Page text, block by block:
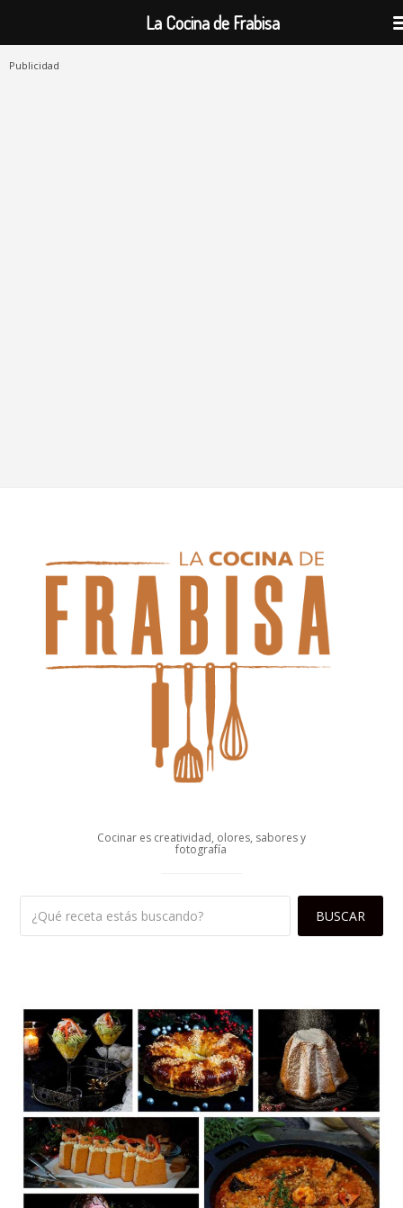
Publicidad
Cocinar es creatividad, olores, sabores y
fotografía
La Cocina de Frabisa